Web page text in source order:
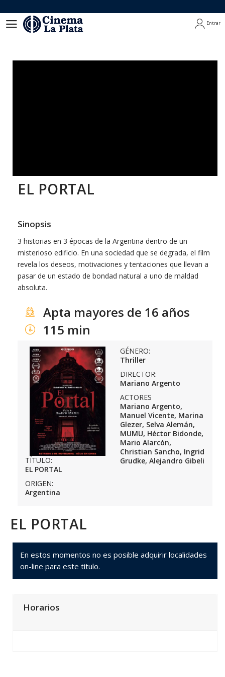
Entrar
EL PORTAL
Sinopsis
3 historias en 3 épocas de la Argentina dentro de un
misterioso edificio. En una sociedad que se degrada, el film
revela los deseos, motivaciones y tentaciones que llevan a
pasar de un estado de bondad natural a uno de maldad
absoluta.
Apta mayores de 16 años
115 min
TÍTULO:
EL PORTAL
ORIGEN:
Argentina
GÉNERO:
Thriller
DIRECTOR:
Mariano Argento
ACTORES
Mariano Argento,
Manuel Vicente, Marina
Glezer, Selva Alemán,
MUMU, Héctor Bidonde,
Mario Alarcón,
Christian Sancho, Ingrid
Grudke, Alejandro Gibeli
EL PORTAL
En estos momentos no es posible adquirir localidades
on-line para este titulo.
Horarios